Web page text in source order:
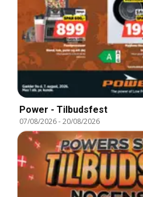
Power - Tilbudsfest
07/08/2026-20/08/2026